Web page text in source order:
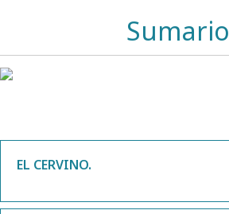
Sumario
EL CERVINO.